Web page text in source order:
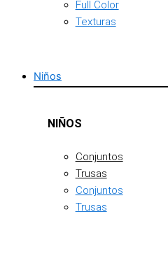
Full Color
Texturas
Niños
NIÑOS
Conjuntos
Trusas
Conjuntos
Trusas